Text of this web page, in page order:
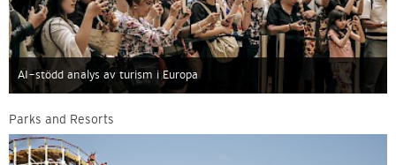
AI-stödd analys av turism i Europa
Parks and Resorts